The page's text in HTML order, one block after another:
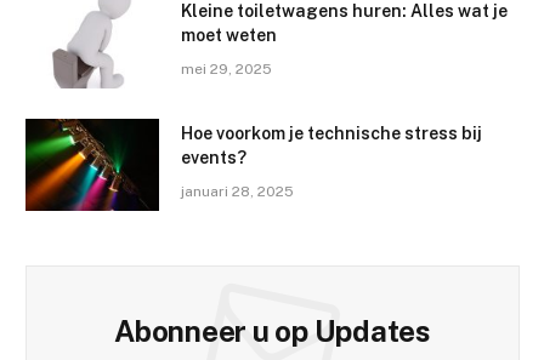
Kleine toiletwagens huren: Alles wat je
moet weten
mei 29, 2025
Hoe voorkom je technische stress bij
events?
januari 28, 2025
Abonneer u op Updates